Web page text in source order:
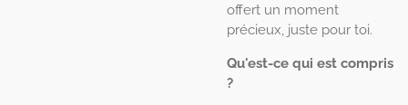
offert un moment
précieux, juste pour toi.
Qu'est-ce qui est compris
?